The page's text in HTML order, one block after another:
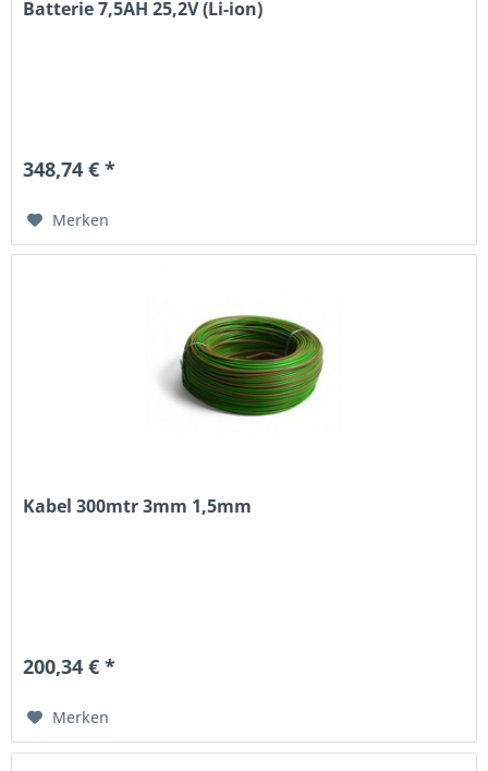
Batterie 7,5AH 25,2V (Li-ion)
348,74 € *
Merken
Kabel 300mtr 3mm 1,5mm
200,34 € *
Merken